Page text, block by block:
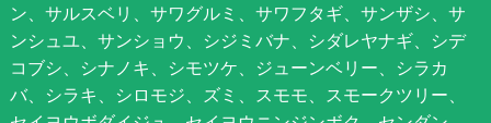
ン、サルスベリ、サワグルミ、サワフタギ、サンザシ、サ
ンシュユ、サンショウ、シジミバナ、シダレヤナギ、シデ
コブシ、シナノキ、シモツケ、ジューンベリー、シラカ
バ、シラキ、シロモジ、ズミ、スモモ、スモークツリー、